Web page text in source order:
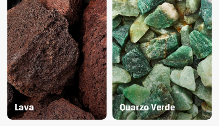
Lava Quarzo Verde